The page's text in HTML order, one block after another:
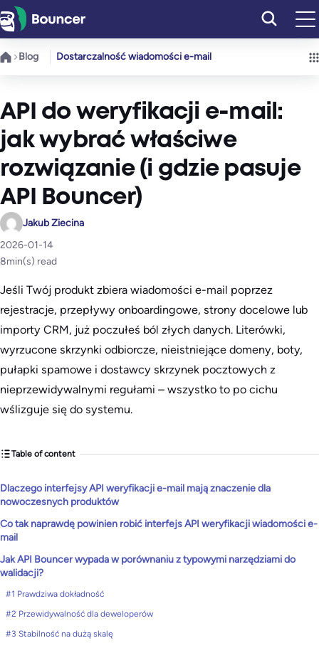
Przejdź
do
treści
Blog Dostarczalność wiadomości e-mail
API do weryfikacji e-mail:
jak wybrać właściwe
rozwiązanie (i gdzie pasuje
API Bouncer)
Jakub Ziecina
2026-01-14
8min(s) read
Jeśli Twój produkt zbiera wiadomości e-mail poprzez
rejestracje, przepływy onboardingowe, strony docelowe lub
importy CRM, już poczułeś ból złych danych. Literówki,
wyrzucone skrzynki odbiorcze, nieistniejące domeny, boty,
pułapki spamowe i dostawcy skrzynek pocztowych z
nieprzewidywalnymi regułami – wszystko to po cichu
wślizguje się do systemu.
Table of content
Dlaczego interfejsy API weryfikacji e-mail mają znaczenie dla
nowoczesnych produktów
Co tak naprawdę powinien robić interfejs API weryfikacji wiadomości e-
mail
Jak API Bouncer wypada w porównaniu z typowymi narzędziami do
walidacji?
#1 Prawdziwa dokładność
#2 Przewidywalność dla deweloperów
#3 Stabilność na dużą skalę